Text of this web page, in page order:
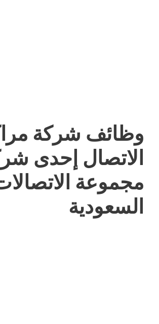
وظائف شركة
الاتصال إحدى
مجموعة
السعودية